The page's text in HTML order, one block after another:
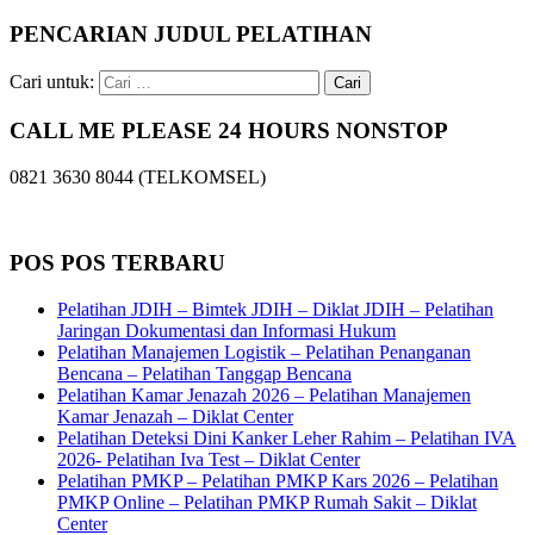
PENCARIAN JUDUL PELATIHAN
Cari untuk:
CALL ME PLEASE 24 HOURS NONSTOP
0821 3630 8044 (TELKOMSEL)
POS POS TERBARU
Pelatihan JDIH – Bimtek JDIH – Diklat JDIH – Pelatihan
Jaringan Dokumentasi dan Informasi Hukum
Pelatihan Manajemen Logistik – Pelatihan Penanganan
Bencana – Pelatihan Tanggap Bencana
Pelatihan Kamar Jenazah 2026 – Pelatihan Manajemen
Kamar Jenazah – Diklat Center
Pelatihan Deteksi Dini Kanker Leher Rahim – Pelatihan IVA
2026- Pelatihan Iva Test – Diklat Center
Pelatihan PMKP – Pelatihan PMKP Kars 2026 – Pelatihan
PMKP Online – Pelatihan PMKP Rumah Sakit – Diklat
Center